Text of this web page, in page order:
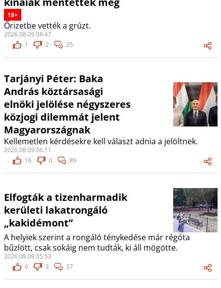
18+
Őrizetbe vették a grúzt.
2026.08.09 08:47
1
2 25
Tarjányi Péter: Baka
András köztársasági
elnöki jelölése négyszeres
közjogi dilemmát jelent
Magyarországnak
Kellemetlen kérdésekre kell választ adnia a jelöltnek.
2026.08.09 06:11
16
0 89
Elfogták a tizenharmadik
kerületi lakatrongáló
„kakidémont”
A helyiek szerint a rongáló ténykedése már régóta
bűzlött, csak sokáig nem tudták, ki áll mögötte.
2026.08.09 05:53
0
3 37